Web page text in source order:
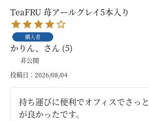
TeaFRU 苺アールグレイ5本入り
購入者
かりん、 5
非公開
投稿日
2026/08/04
持ち運びに便利でオフィスでさっ
が良かったです。